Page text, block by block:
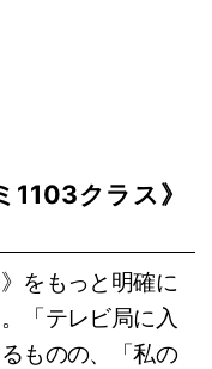
1103クラス》
をもっと明確に
「テレビ局に入
ものの、「私の